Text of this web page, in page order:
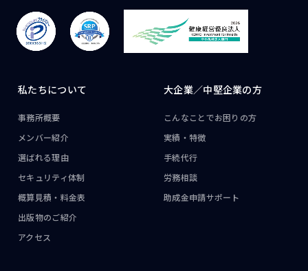
私たちについて
事務所概要
メンバー紹介
選ばれる理由
セキュリティ体制
概算見積・料金表
出版物のご紹介
アクセス
大企業／中堅企業の方
こんなことでお困りの方
実績・特徴
手続代行
労務相談
助成金申請サポート